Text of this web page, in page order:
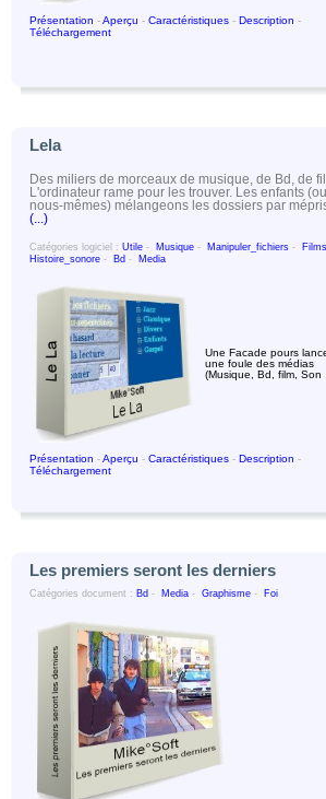
Présentation -Aperçu - Caractéristiques - Description -
Téléchargement
Lela
Des miliers de morceaux de musique, de Bd, de
L'ordinateur rame pour les trouver. Les enfants (ou
nous-mêmes) mélangeons les dossiers par
(...)
Catégories logiciel : Utile - Musique - Manipuler_fichiers - Films
Histoire_sonore - Bd - Media
Une Facade pours
une foule des médias
(Musique, Bd, film, Son
Présentation -Aperçu - Caractéristiques - Description -
Téléchargement
Les premiers seront les derniers
Catégories document : Bd - Media - Graphisme - Foi